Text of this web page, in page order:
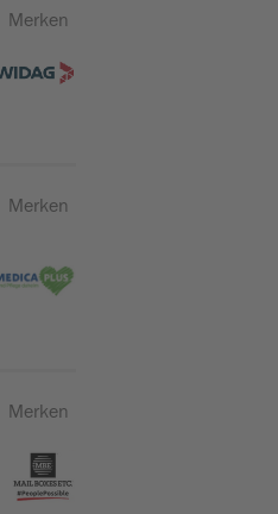
Merken
Merken
Merken